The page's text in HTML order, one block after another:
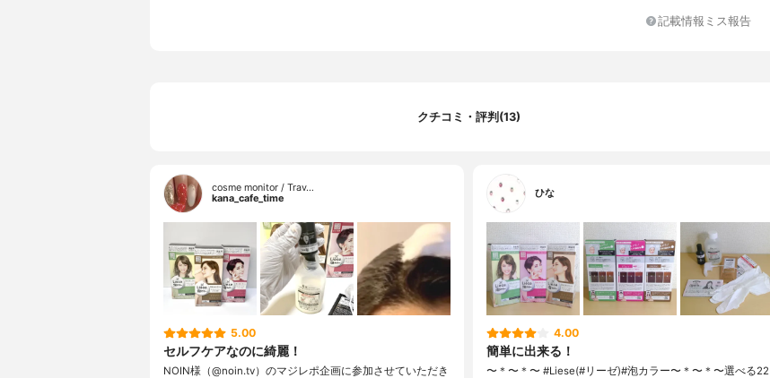
記載情報ミス報告
クチコミ・評判(13)
cosme monitor / Trav…
kana_cafe_time
5.00
セルフケアなのに綺麗！
NOIN様（@noin.tv）のマジレポ企画に参加させていただき
ひな
4.00
簡単に出来る！
〜＊〜＊〜 #Liese(#リーゼ)#泡カラー〜＊〜＊〜選べる22